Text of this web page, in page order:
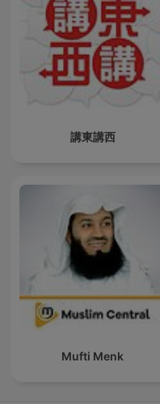
講東講西
Mufti Menk